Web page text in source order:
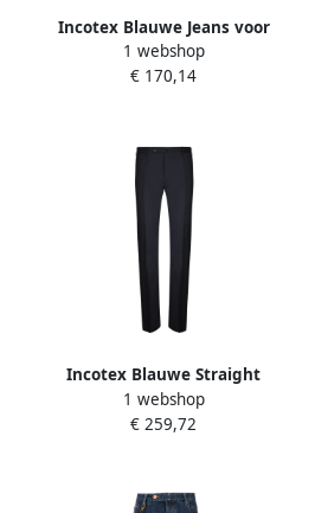
Incotex Blauwe Jeans voor
Mannen Aw24 Blue Heren
1 webshop
€ 170,14
Incotex Blauwe Straight
Leg Broek Blue Heren
1 webshop
€ 259,72